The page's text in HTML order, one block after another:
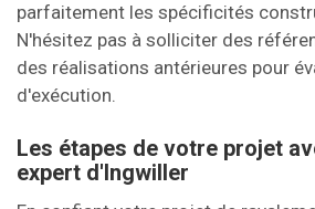
parfaitement les spécificités
N'hésitez pas à solliciter des
des réalisations antérieures pour
d'exécution.
Les étapes de votre projet
expert d'Ingwiller